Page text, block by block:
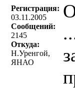
Регистрация:
03.11.2005
Сообщений:
2145
Откуда:
Н.Уренгой,
ЯНАО